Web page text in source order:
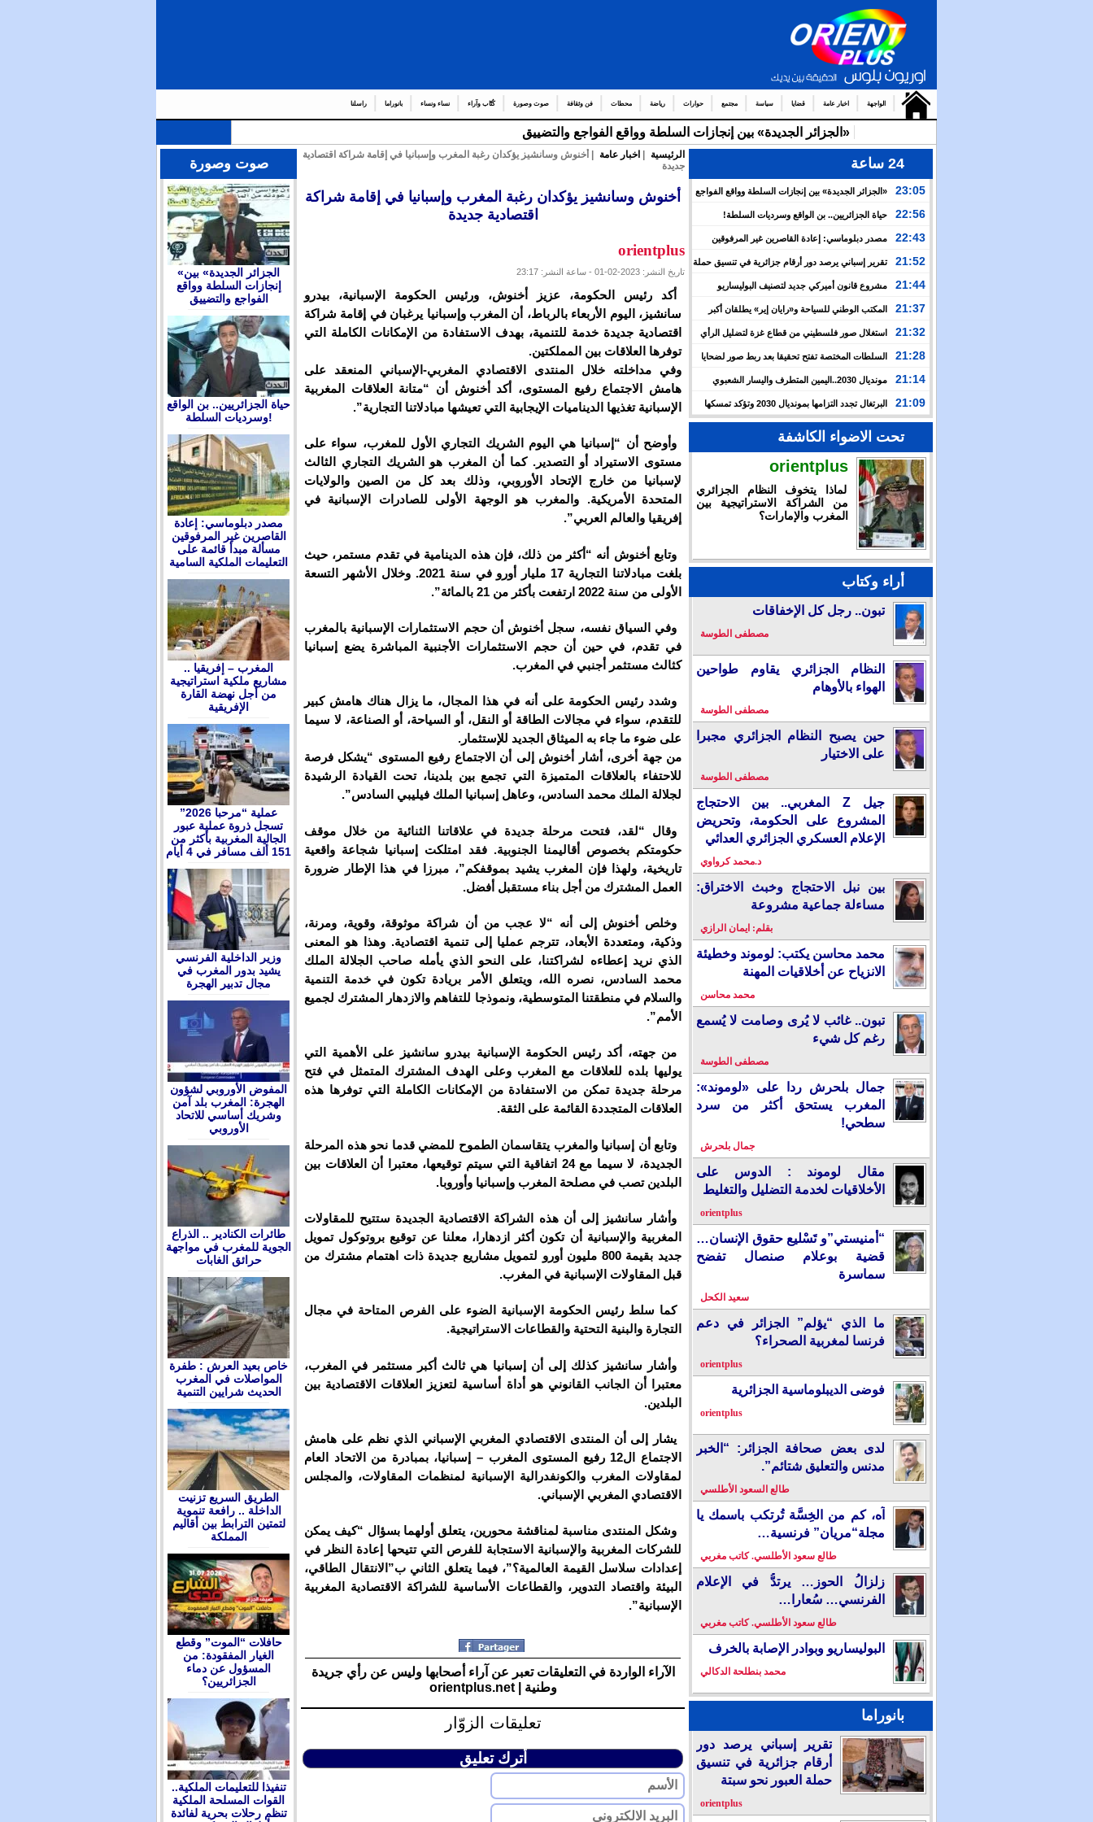
الواجهة اخبار عامة قضايا سياسة مجتمع حوارات رياضة محطات فن وثقافة صوت وصورة كُتّاب وآراء نساء ونساء بانوراما راسلنا
«الجزائر الجديدة» بين إنجازات السلطة وواقع الفواجع والتضييق
24 ساعة
23:05
«الجزائر الجديدة» بين إنجازات السلطة وواقع الفواجع
والتضييق
22:56 حياة الجزائريين.. بن الواقع وسرديات السلطة!
22:43
مصدر دبلوماسي: إعادة القاصرين غير المرفوقين
مسألة مبدأ قائمة على التعليمات الملكية السامية
21:52
تقرير إسباني يرصد دور أرقام جزائرية في تنسيق حملة
العبور نحو سبتة
21:44
مشروع قانون أميركي جديد لتصنيف البوليساريو
منظمة إرهابية
21:37
المكتب الوطني للسياحة و«رايان إير» يطلقان أكبر
برنامج جوي شتوي نحو المغرب
21:32
استغلال صور فلسطيني من قطاع غزة لتضليل الرأي
العام بشأن أحداث سبتة
21:28
السلطات المختصة تفتح تحقيقا بعد ربط صور لضحايا
حرب غزة بأحداث سبتة
21:14
مونديال 2030..اليمين المتطرف واليسار الشعبوي
يوظفان الهجرة لاستهداف المغرب
21:09
البرتغال تجدد التزامها بمونديال 2030 وتؤكد تمسكها
بالشراكة مع المغرب وإسبانيا
تحت الاضواء الكاشفة
orientplus
لماذا يتخوف النظام الجزائري
من الشراكة الاستراتيجية بين
المغرب والإمارات؟
أراء وكتاب
تبون.. رجل كل الإخفاقات
مصطفى الطوسة
النظام الجزائري يقاوم طواحين
الهواء بالأوهام
مصطفى الطوسة
حين يصبح النظام الجزائري مجبرا
على الاختيار
مصطفى الطوسة
جيل Z المغربي.. بين الاحتجاج
المشروع على الحكومة، وتحريض
الإعلام العسكري الجزائري العدائي
د.محمد كرواوي
بين نبل الاحتجاج وخبث الاختراق:
مساءلة جماعية مشروعة
بقلم: ايمان الرازي
محمد محاسن يكتب: لوموند وخطيئة
الانزياح عن أخلاقيات المهنة
محمد محاسن
تبون.. غائب لا يُرى وصامت لا يُسمع
رغم كل شيء
مصطفى الطوسة
جمال بلحرش ردا على «لوموند»:
المغرب يستحق أكثر من سرد
سطحي!
جمال بلحرش
مقال لوموند : الدوس على
الأخلاقيات لخدمة التضليل والتغليط
orientplus
“أمنيستي”و تَسْليع حقوق الإنسان…
قضية بوعلام صنصال تفضح
سماسرة
سعيد الكحل
ما الذي “يؤلم” الجزائر في دعم
فرنسا لمغربية الصحراء؟
orientplus
فوضى الديبلوماسية الجزائرية
orientplus
لدى بعض صحافة الجزائر: “الخبر
مدنس والتعليق شتائم”.
طالع السعود الأطلسي
آه، كم من الخِسَّة تُرتكب باسمك يا
مجلة“مريان” فرنسية…
طالع سعود الأطلسي. كاتب مغربي
زلزالُ الحوز… يرتدُّ في الإعلام
الفرنسي… سُعارا…
طالع سعود الأطلسي. كاتب مغربي
البوليساريو وبوادر الإصابة بالخرف
محمد بنطلحة الدكالي
بانوراما
تقرير إسباني يرصد دور
أرقام جزائرية في تنسيق
حملة العبور نحو سبتة
orientplus
الرئيسية اخبار عامة
| أخنوش وسانشيز يؤكدان رغبة المغرب وإسبانيا في إقامة شراكة اقتصادية
جديدة
أخنوش وسانشيز يؤكدان رغبة المغرب وإسبانيا في إقامة شراكة
اقتصادية جديدة
orientplus
تاريخ النشر: 2023-02-01 - ساعة النشر: 23:17
أكد رئيس الحكومة، عزيز أخنوش، ورئيس الحكومة الإسبانية، بيدرو
سانشيز، اليوم الأربعاء بالرباط، أن المغرب وإسبانيا يرغبان في إقامة شراكة
اقتصادية جديدة خدمة للتنمية، بهدف الاستفادة من الإمكانات الكاملة التي
توفرها العلاقات بين المملكتين.
وفي مداخلته خلال المنتدى الاقتصادي المغربي-الإسباني المنعقد على
هامش الاجتماع رفيع المستوى، أكد أخنوش أن “متانة العلاقات المغربية
الإسبانية تغذيها الديناميات الإيجابية التي تعيشها مبادلاتنا التجارية”.
وأوضح أن “إسبانيا هي اليوم الشريك التجاري الأول للمغرب، سواء على
مستوى الاستيراد أو التصدير. كما أن المغرب هو الشريك التجاري الثالث
لإسبانيا من خارج الإتحاد الأوروبي، وذلك بعد كل من الصين والولايات
المتحدة الأمريكية. والمغرب هو الوجهة الأولى للصادرات الإسبانية في
إفريقيا والعالم العربي”.
وتابع أخنوش أنه “أكثر من ذلك، فإن هذه الدينامية في تقدم مستمر، حيث
بلغت مبادلاتنا التجارية 17 مليار أورو في سنة 2021. وخلال الأشهر التسعة
الأولى من سنة 2022 ارتفعت بأكثر من 21 بالمائة”.
وفي السياق نفسه، سجل أخنوش أن حجم الاستثمارات الإسبانية بالمغرب
في تقدم، في حين أن حجم الاستثمارات الأجنبية المباشرة يضع إسبانيا
كثالث مستثمر أجنبي في المغرب.
وشدد رئيس الحكومة على أنه في هذا المجال، ما يزال هناك هامش كبير
للتقدم، سواء في مجالات الطاقة أو النقل، أو السياحة، أو الصناعة، لا سيما
على ضوء ما جاء به الميثاق الجديد للإستثمار.
من جهة أخرى، أشار أخنوش إلى أن الاجتماع رفيع المستوى “يشكل فرصة
للاحتفاء بالعلاقات المتميزة التي تجمع بين بلدينا، تحت القيادة الرشيدة
لجلالة الملك محمد السادس، وعاهل إسبانيا الملك فيليبي السادس”.
وقال “لقد، فتحت مرحلة جديدة في علاقاتنا الثنائية من خلال موقف
حكومتكم بخصوص أقاليمنا الجنوبية. فقد امتلكت إسبانيا شجاعة واقعية
تاريخية، ولهذا فإن المغرب يشيد بموقفكم”، مبرزا في هذا الإطار ضرورة
العمل المشترك من أجل بناء مستقبل أفضل.
وخلص أخنوش إلى أنه “لا عجب من أن شراكة موثوقة، وقوية، ومرنة،
وذكية، ومتعددة الأبعاد، تترجم عمليا إلى تنمية اقتصادية. وهذا هو المعنى
الذي نريد إعطاءه لشراكتنا، على النحو الذي يأمله صاحب الجلالة الملك
محمد السادس، نصره الله، ويتعلق الأمر بريادة تكون في خدمة التنمية
والسلام في منطقتنا المتوسطية، ونموذجا للتفاهم والازدهار المشترك لجميع
الأمم”.
من جهته، أكد رئيس الحكومة الإسبانية بيدرو سانشيز على الأهمية التي
يوليها بلده للعلاقات مع المغرب وعلى الهدف المشترك المتمثل في فتح
مرحلة جديدة تمكن من الاستفادة من الإمكانات الكاملة التي توفرها هذه
العلاقات المتجددة القائمة على الثقة.
وتابع أن إسبانيا والمغرب يتقاسمان الطموح للمضي قدما نحو هذه المرحلة
الجديدة، لا سيما مع 24 اتفاقية التي سيتم توقيعها، معتبرا أن العلاقات بين
البلدين تصب في مصلحة المغرب وإسبانيا وأوروبا.
وأشار سانشيز إلى أن هذه الشراكة الاقتصادية الجديدة ستتيح للمقاولات
المغربية والإسبانية أن تكون أكثر ازدهارا، معلنا عن توقيع بروتوكول تمويل
جديد بقيمة 800 مليون أورو لتمويل مشاريع جديدة ذات اهتمام مشترك من
قبل المقاولات الإسبانية في المغرب.
كما سلط رئيس الحكومة الإسبانية الضوء على الفرص المتاحة في مجال
التجارة والبنية التحتية والقطاعات الاستراتيجية.
وأشار سانشيز كذلك إلى أن إسبانيا هي ثالث أكبر مستثمر في المغرب،
معتبرا أن الجانب القانوني هو أداة أساسية لتعزيز العلاقات الاقتصادية بين
البلدين.
يشار إلى أن المنتدى الاقتصادي المغربي الإسباني الذي نظم على هامش
الاجتماع ال12 رفيع المستوى المغرب – إسبانيا، بمبادرة من الاتحاد العام
لمقاولات المغرب والكونفدرالية الإسبانية لمنظمات المقاولات، والمجلس
الاقتصادي المغربي الإسباني.
وشكل المنتدى مناسبة لمناقشة محورين، يتعلق أولهما بسؤال “كيف يمكن
للشركات المغربية والإسبانية الاستجابة للفرص التي تتيحها إعادة النظر في
إعدادات سلاسل القيمة العالمية؟”، فيما يتعلق الثاني ب”الانتقال الطاقي،
البيئة واقتصاد التدوير، والقطاعات الأساسية للشراكة الاقتصادية المغربية
الإسبانية”.
الآراء الواردة في التعليقات تعبر عن آراء أصحابها وليس عن رأي جريدة
وطنية | orientplus.net
تعليقات الزوّار
أترك تعليق
صوت وصورة
«الجزائر الجديدة» بين
إنجازات السلطة وواقع
الفواجع والتضييق
حياة الجزائريين.. بن الواقع
وسرديات السلطة!
مصدر دبلوماسي: إعادة
القاصرين غير المرفوقين
مسألة مبدأ قائمة على
التعليمات الملكية السامية
المغرب – إفريقيا ..
مشاريع ملكية استراتيجية
من أجل نهضة القارة
الإفريقية
عملية “مرحبا 2026”
تسجل ذروة عملية عبور
الجالية المغربية بأكثر من
151 ألف مسافر في 4 أيام
وزير الداخلية الفرنسي
يشيد بدور المغرب في
مجال تدبير الهجرة
المفوض الأوروبي لشؤون
الهجرة: المغرب بلد آمن
وشريك أساسي للاتحاد
الأوروبي
طائرات الكنادير .. الذراع
الجوية للمغرب في مواجهة
حرائق الغابات
ﺧﺎﺹ ﺑﻌﻴﺪ ﺍﻟﻌﺮﺵ : ﻃﻔﺮﺓ
ﺍﻟﻤﻮﺍﺻﻼﺕ ﻓﻲ ﺍﻟﻤﻐﺮﺏ
ﺍﻟﺤﺪﻳﺚ ﺷﺮﺍﻳﻴﻦ ﺍﻟﺘﻨﻤﻴﺔ
الطريق السريع تزنيت
الداخلة .. رافعة تنموية
لتمتين الترابط بين أقاليم
المملكة
حافلات “الموت” وقطع
الغيار المفقودة: من
المسؤول عن دماء
الجزائريين؟
تنفيذا للتعليمات الملكية..
القوات المسلحة الملكية
تنظم رحلات بحرية لفائدة